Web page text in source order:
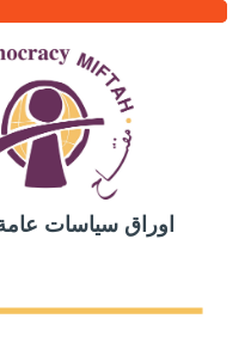
اوراق سياسات